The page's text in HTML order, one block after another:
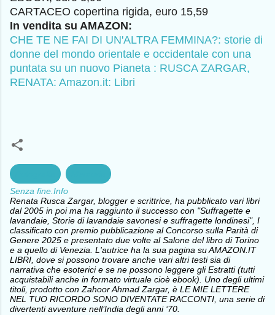
CARTACEO copertina rigida, euro 15,59
In vendita su AMAZON:
CHE TE NE FAI DI UN'ALTRA FEMMINA?: storie di
donne del mondo orientale e occidentale con una
puntata su un nuovo Pianeta : RUSCA ZARGAR,
RENATA: Amazon.it: Libri
Senza fine.Info
Renata Rusca Zargar, blogger e scrittrice, ha pubblicato vari libri
dal 2005 in poi ma ha raggiunto il successo con "Suffragette e
lavandaie, Storie di lavandaie savonesi e suffragette londinesi", I
classificato con premio pubblicazione al Concorso sulla Parità di
Genere 2025 e presentato due volte al Salone del libro di Torino
e a quello di Venezia. L'autrice ha la sua pagina su AMAZON.IT
LIBRI, dove si possono trovare anche vari altri testi sia di
narrativa che esoterici e se ne possono leggere gli Estratti (tutti
acquistabili anche in formato virtuale cioè ebook). Uno degli ultimi
titoli, prodotto con Zahoor Ahmad Zargar, è LE MIE LETTERE
NEL TUO RICORDO SONO DIVENTATE RACCONTI, una serie di
divertenti avventure nell’India degli anni ‘70.